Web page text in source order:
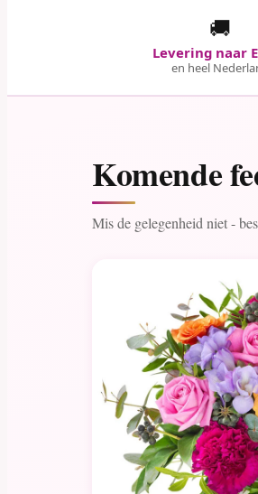
🚚
Levering naar
en heel
Komende
Mis de gelegenheid niet -